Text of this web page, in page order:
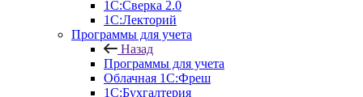
1С:Сверка 2.0
1С:Лекторий
Программы для учета
Назад
Программы для учета
Облачная 1С:Фреш
1С:Бухгалтерия